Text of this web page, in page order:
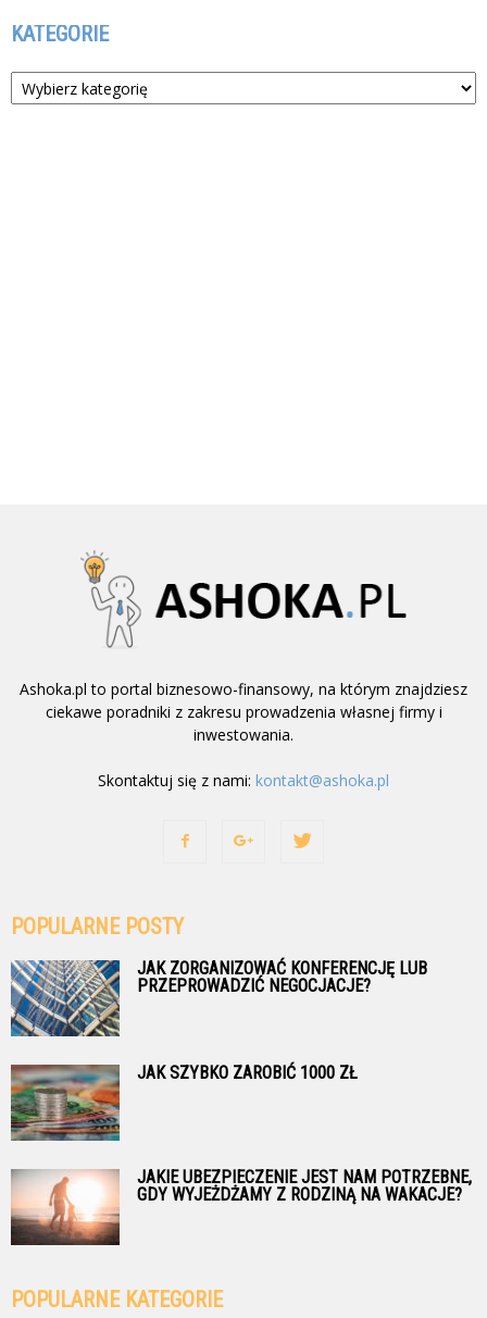
KATEGORIE
Kategorie
Ashoka.pl to portal biznesowo-finansowy, na którym znajdziesz
ciekawe poradniki z zakresu prowadzenia własnej firmy i
inwestowania.
Skontaktuj się z nami: kontakt@ashoka.pl
POPULARNE POSTY
JAK ZORGANIZOWAĆ KONFERENCJĘ LUB
PRZEPROWADZIĆ NEGOCJACJE?
JAK SZYBKO ZAROBIĆ 1000 ZŁ
JAKIE UBEZPIECZENIE JEST NAM POTRZEBNE,
GDY WYJEŻDŻAMY Z RODZINĄ NA WAKACJE?
POPULARNE KATEGORIE